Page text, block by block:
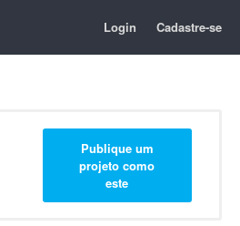
Login Cadastre-se
Publique um
projeto como
este